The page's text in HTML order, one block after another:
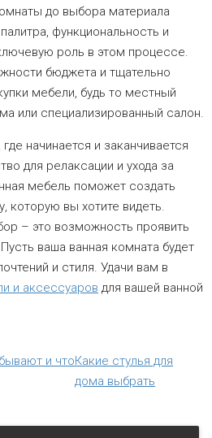
до выбора материала
функциональность и
роль в этом процессе.
бюджета и тщательно
мебели, будь то местный
или специализированный салон.
начинается и заканчивается
для релаксации и ухода за
мебель поможет создать
которую вы хотите видеть.
– это возможность проявить
ваша ванная комната будет
и стиля. Удачи вам в
и аксессуаров для вашей ванной
и чтоКакие стулья для
дома выбрать